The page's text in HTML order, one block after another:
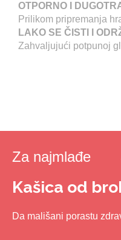
OTPORNO I
Prilikom pripremanja
LAKO SE ČISTI I
Zahvaljujući potpunoj
Za najmlađe
Kašica od
Da mališani porastu